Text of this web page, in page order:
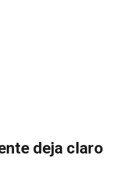
deja claro